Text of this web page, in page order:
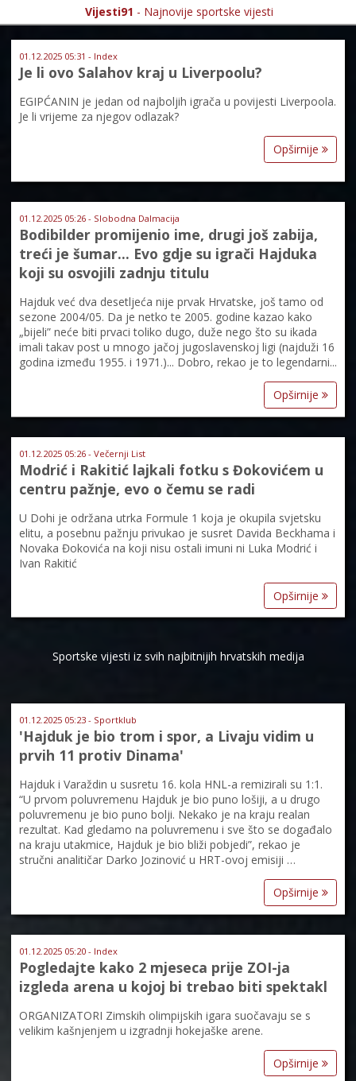
Vijesti91 - Najnovije sportske vijesti
01.12.2025 05:31 - Index
Je li ovo Salahov kraj u Liverpoolu?
EGIPĆANIN je jedan od najboljih igrača u povijesti Liverpoola.
Je li vrijeme za njegov odlazak?
Opširnije
01.12.2025 05:26 - Slobodna Dalmacija
Bodibilder promijenio ime, drugi još zabija,
treći je šumar... Evo gdje su igrači Hajduka
koji su osvojili zadnju titulu
Hajduk već dva desetljeća nije prvak Hrvatske, još tamo od
sezone 2004/05. Da je netko te 2005. godine kazao kako
„bijeli” neće biti prvaci toliko dugo, duže nego što su ikada
imali takav post u mnogo jačoj jugoslavenskoj ligi (najduži 16
godina između 1955. i 1971.)... Dobro, rekao je to legendarni...
Opširnije
01.12.2025 05:26 - Večernji List
Modrić i Rakitić lajkali fotku s Đokovićem u
centru pažnje, evo o čemu se radi
U Dohi je održana utrka Formule 1 koja je okupila svjetsku
elitu, a posebnu pažnju privukao je susret Davida Beckhama i
Novaka Đokovića na koji nisu ostali imuni ni Luka Modrić i
Ivan Rakitić
Opširnije
Sportske vijesti iz svih najbitnijih hrvatskih medija
01.12.2025 05:23 - Sportklub
'Hajduk je bio trom i spor, a Livaju vidim u
prvih 11 protiv Dinama'
Hajduk i Varaždin u susretu 16. kola HNL-a remizirali su 1:1.
“U prvom poluvremenu Hajduk je bio puno lošiji, a u drugo
poluvremenu je bio puno bolji. Nekako je na kraju realan
rezultat. Kad gledamo na poluvremenu i sve što se događalo
na kraju utakmice, Hajduk je bio bliži pobjedi”, rekao je
stručni analitičar Darko Jozinović u HRT-ovoj emisiji …
Opširnije
01.12.2025 05:20 - Index
Pogledajte kako 2 mjeseca prije ZOI-ja
izgleda arena u kojoj bi trebao biti spektakl
ORGANIZATORI Zimskih olimpijskih igara suočavaju se s
velikim kašnjenjem u izgradnji hokejaške arene.
Opširnije